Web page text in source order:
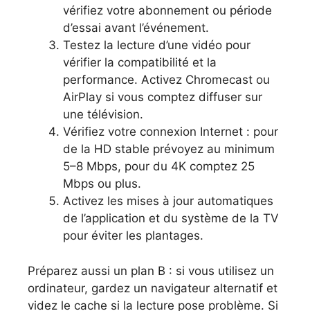
vérifiez votre abonnement ou période
d’essai avant l’événement.
Testez la lecture d’une vidéo pour
vérifier la compatibilité et la
performance. Activez Chromecast ou
AirPlay si vous comptez diffuser sur
une télévision.
Vérifiez votre connexion Internet : pour
de la HD stable prévoyez au minimum
5–8 Mbps, pour du 4K comptez 25
Mbps ou plus.
Activez les mises à jour automatiques
de l’application et du système de la TV
pour éviter les plantages.
Préparez aussi un plan B : si vous utilisez un
ordinateur, gardez un navigateur alternatif et
videz le cache si la lecture pose problème. Si